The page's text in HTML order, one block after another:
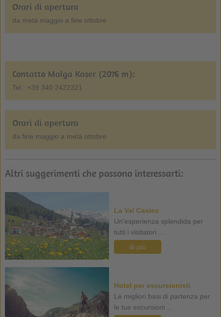
Orari di apertura
da metà maggio a fine ottobre
Contatto Malga Kaser (2076 m):
Tel.: +39 340 2422321
Orari di apertura
da fine maggio a metá ottobre
Altri suggerimenti che possono interessarti:
La Val Casies
Un'esperienza splendida per
tutti i visitatori ...
di più
Hotel per escursionisti
Le migliori basi di partenza per
le tue escursioni ...